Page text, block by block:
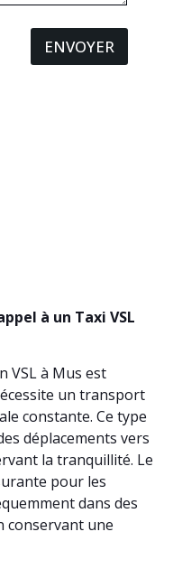
ENVOYER
à un Taxi VSL
VSL à Mus est
un transport
constante. Ce type
déplacements vers
la tranquillité. Le
pour les
dans des
conservant une